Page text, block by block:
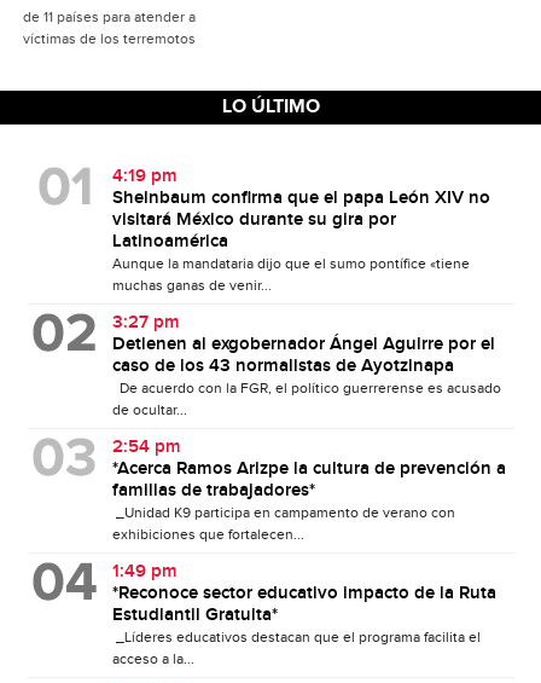
de 11 países para atender a
víctimas de los terremotos
LO ÚLTIMO
4:19 pm
Sheinbaum confirma que el papa León XIV no
visitará México durante su gira por
Latinoamérica
Aunque la mandataria dijo que el sumo pontífice «tiene
muchas ganas de venir...
3:27 pm
Detienen al exgobernador Ángel Aguirre por el
caso de los 43 normalistas de Ayotzinapa
De acuerdo con la FGR, el político guerrerense es acusado
de ocultar...
2:54 pm
*Acerca Ramos Arizpe la cultura de prevención a
familias de trabajadores*
_Unidad K9 participa en campamento de verano con
exhibiciones que fortalecen...
1:49 pm
*Reconoce sector educativo impacto de la Ruta
Estudiantil Gratuita*
_Líderes educativos destacan que el programa facilita el
acceso a la...